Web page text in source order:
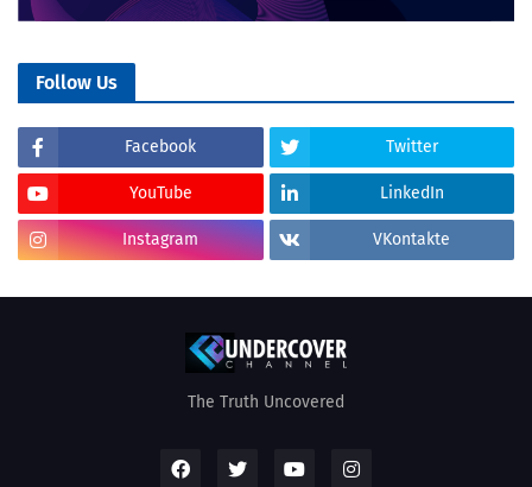
Follow Us
Facebook Twitter
YouTube LinkedIn
Instagram VKontakte
The Truth Uncovered